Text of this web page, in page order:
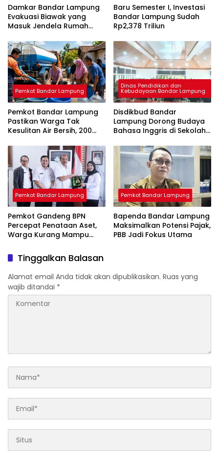
Damkar Bandar Lampung
Evakuasi Biawak yang
Masuk Jendela Rumah
Baru Semester I, Investasi
Bandar Lampung Sudah
Rp2,378 Triliun
Pemkot Bandar Lampung
Pemkot Bandar Lampung
Pastikan Warga Tak
Kesulitan Air Bersih, 200
Dinas Pendidikan dan
Kebudayaan Bandar Lampung
Disdikbud Bandar
Lampung Dorong Budaya
Bahasa Inggris di Sekolah
Berprestasi
Pemkot Bandar Lampung
Pemkot Gandeng BPN
Percepat Penataan Aset,
Warga Kurang Mampu
Tanah
Pemkot Bandar Lampung
Bapenda Bandar Lampung
Maksimalkan Potensi Pajak,
PBB Jadi Fokus Utama
Tinggalkan Balasan
Alamat email Anda tidak akan dipublikasikan. Ruas yang
wajib ditandai *